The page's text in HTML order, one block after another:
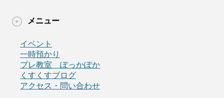
メニュー
イベント
一時預かり
プレ教室 ぽっかぽか
くすくすブログ
アクセス・問い合わせ